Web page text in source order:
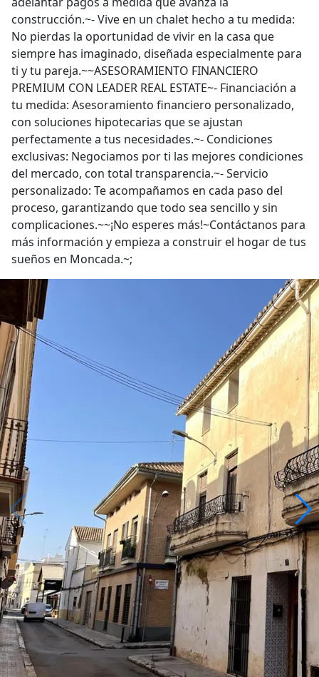
construcción.~- Vive en un chalet hecho a tu medida:
No pierdas la oportunidad de vivir en la casa que
siempre has imaginado, diseñada especialmente para
ti y tu pareja.~~ASESORAMIENTO FINANCIERO
PREMIUM CON LEADER REAL ESTATE~- Financiación a
tu medida: Asesoramiento financiero personalizado,
con soluciones hipotecarias que se ajustan
perfectamente a tus necesidades.~- Condiciones
exclusivas: Negociamos por ti las mejores condiciones
del mercado, con total transparencia.~- Servicio
personalizado: Te acompañamos en cada paso del
proceso, garantizando que todo sea sencillo y sin
complicaciones.~~¡No esperes más!~Contáctanos para
más información y empieza a construir el hogar de tus
sueños en Moncada.~;